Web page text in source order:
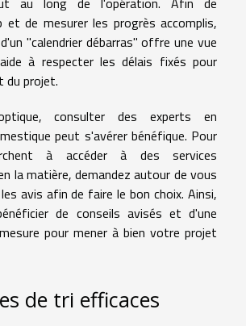
et de mesurer les progrès accomplis,
"calendrier débarras" offre une vue
à respecter les délais fixés pour
du projet.
consulter des experts en
peut s'avérer bénéfique. Pour
à accéder à des services
la matière, demandez autour de vous
avis afin de faire le bon choix. Ainsi,
de conseils avisés et d'une
pour mener à bien votre projet
de tri efficaces